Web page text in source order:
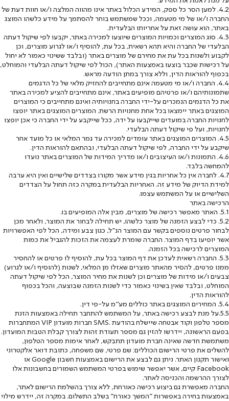
4.2. למען הסר כל ספק, המידע הכלול באתר אינו מהווה המלצה ו/או חוות דעת של
החברה ו/או של מי מטעמה, וככל שמשתמש בוחר להסתמך על מידע כלשהו המוצג
באתר, הוא עושה זאת על אחריותו הבלעדית.
4.3. סוג המוצרים וכמויות המוצרים שיוצעו למכירה באתר, יקבעו לפי שיקול דעתה
הבלעדי של החברה והיא תהא רשאית, בכל עת, להוסיף ו/או לגרוע מוצרים, וכן
לקבוע ולשנות בכל עת את מחירם של מוצרים באתר (ובלבד ששינוי כאמור לא יחול
על רכישות שכבר בוצעו באמצעות האתר), הכול לפי שיקול דעתה הבלעדי והמוחלט,
בכפוף להוראות הדין, וללא צורך במתן הודעה מראש.
4.4. החברה ו/או מי מטעמה אינם מתחייבים להחזיק מלאי של כל הדגמים
שתמונותיהם ו/או פרטיהם מופיעים באתר, אינם מתחייבים להציע למכירה באתר
את כל הדגמים הנמכרים על-ידי החברה בחנויותיה ואינם מתחייבים כי המוצרים
המוצגים באתר יימצאו בכל אחת מחנויות הרשת. המוצרים המוצגים באתר יופצו
לחנויות החברה במועדים שייקבעו על ידה, ככל שייקבע על ידי החברה כי אכן יופצו
לחנויות, ועל פי שיקול דעתה הבלעדי.
4.5. המוצרים המוצגים באתר עומדים למכירה עד גמר המלאי או כל מועד אחר
שיקבע על ידי החברה, לפי שיקול דעתה הבלעדי, ובהתאם להוראות הדין.
4.6. התמונות ו/או העיצובים ו/או מדריך המידות של המוצרים באתר נועדו
להמחשה בלבד.
4.7. לחברה אין כל אחריות בגין מידע אשר מקורו בצדדים שלישיים ואין היא ערבה
למידת הדיוק של מידע זה. האחריות הבלעדית במקרה כזה תחול על הצדדים
השלישיים או על המשתמש עצמו.
הרכישה באתר
5.1. האתר מאפשר רכישה של מוצרים, מבין אלה המופיעים בו.
5.2. כדי לבצע הזמנה של מוצר כלשהו, יש תחילה לבחור את המוצר, ולאחר מכן
לבחור פרטים נוספים בקשר עם המוצר הנ"ל, כגון צבע ומידה, הכל לפי האפשרויות
אשר יופיעו בדף המוצר. החברה שומרת לעצמה את הזכות להגביל את כמות
המוצרים לרכישה בכל הזמנה.
5.3. החברה רשאית לעדכן את דף המוצר בכל עת, להוסיף לו פרטים או להחסיר
ממנו פרטים, להסיר מהאתר מוצרים שאזלו מן המלאי, לשנות (להוסיף ו/או לגרוע)
צבעים ו/או מידות של מוצרים וכן לשנות את מחיר המוצר, הכל לפי שיקול דעתה
המוחלט, ובלבד שאין בשינוי כאמור כדי לשנות הזמנה שבוצעה, והכל בכפוף
להוראות הדין.
5.4. המחירים המוצגים באתר כוללים מע''מ על-פי דין.
5.5.על מנת לבצע רכישה באתר, על המשתמש להתחבר תחילה באמצעות הזנת
מספר טלפון וקוד אבטחה שיישלח בהודעת .SMS חברות מועדון VIP המתחברות
בפעם הראשונה, יידרשו להזין גם מספר תעודת זהות לצורך קבלת הטבות המועדון.
משתמשת חדשה שאינה חברת מועדון תתבקש, לאחר אימות מספר הטלפון,
להשלים את פרטי הרישום הכוללים: שם פרטי, שם משפחה, כתובת דואר אלקטרוני
ואישור תקנון האתר. ניתן גם לבצע את הרישום באמצעות חשבון Google או
Facebook קיים, אשר יאפשר שימוש בפרטי המשתמש השמורים בחשבונות אלו
לצורך ההרשמה והכניסה לאתר.
החברה מאפשרת גם ביצוע רכישה כאורחת, ללא צורך בהשלמת הרישום לאתר,
באמצעות בחירה באפשרות "המשך כאורח" בשלב התשלום. במקרה זה, יידרש מילוי